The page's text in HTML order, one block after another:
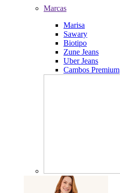
Marcas
Marisa
Sawary
Biotipo
Zune Jeans
Uber Jeans
Cambos Premium